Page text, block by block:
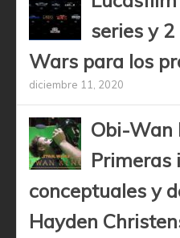
series y
Wars para los
diciembre 11, 2020
Obi-Wan
Primeras
conceptuales y
Hayden